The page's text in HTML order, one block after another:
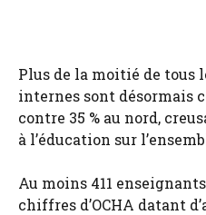
Plus de la moitié de tous
internes sont désormais
contre 35 % au nord,
à l’éducation sur
Au moins 411
chiffres d’OCHA datant